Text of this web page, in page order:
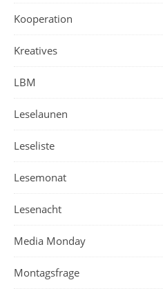
Kooperation
Kreatives
LBM
Leselaunen
Leseliste
Lesemonat
Lesenacht
Media Monday
Montagsfrage